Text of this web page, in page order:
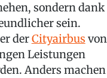
sondern dank
sein.
derCityairbus von
Leistungen
Anders machen